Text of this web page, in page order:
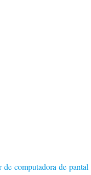
de computadora de